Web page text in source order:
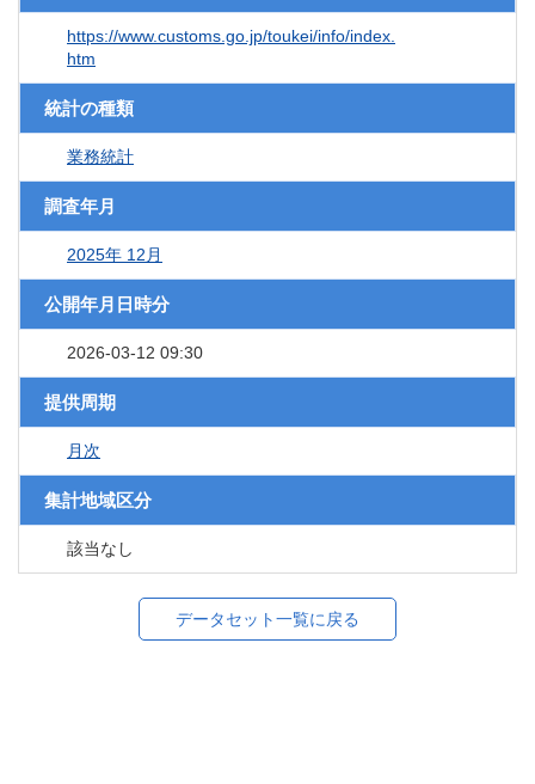
https://www.customs.go.jp/toukei/info/index.
htm
統計の種類
業務統計
調査年月
2025年 12月
公開年月日時分
2026-03-12 09:30
提供周期
月次
集計地域区分
該当なし
データセット一覧に戻る